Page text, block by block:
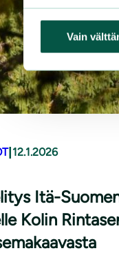
Vain
| 12.1.2026
Itä-
Kolin